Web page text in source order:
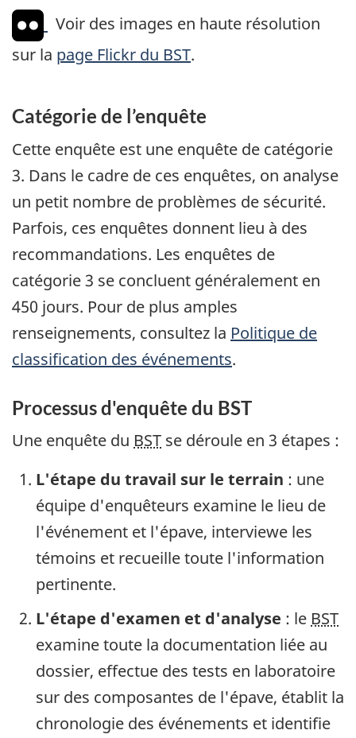
Voir des images en haute résolution
sur la page Flickr du BST.
Catégorie de l’enquête
Cette enquête est une enquête de catégorie
3. Dans le cadre de ces enquêtes, on analyse
un petit nombre de problèmes de sécurité.
Parfois, ces enquêtes donnent lieu à des
recommandations. Les enquêtes de
catégorie 3 se concluent généralement en
450 jours. Pour de plus amples
renseignements, consultez la Politique de
classification des événements.
Processus d'enquête du BST
Une enquête du BST se déroule en 3 étapes :
L'étape du travail sur le terrain : une
équipe d'enquêteurs examine le lieu de
l'événement et l'épave, interviewe les
témoins et recueille toute l'information
pertinente.
L'étape d'examen et d'analyse : le BST
examine toute la documentation liée au
dossier, effectue des tests en laboratoire
sur des composantes de l'épave, établit la
chronologie des événements et identifie